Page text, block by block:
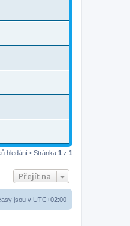
hledání • Stránka 1 z 1
Přejít na
jsou v UTC+02:00